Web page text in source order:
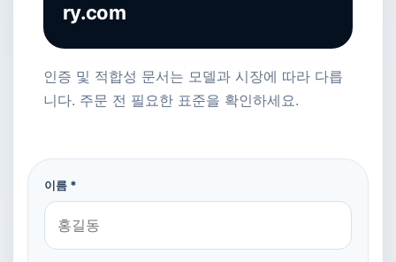
ry.com
인증 및 적합성 문서는 모델과 시장에 따라 다릅
니다. 주문 전 필요한 표준을 확인하세요.
이름 *